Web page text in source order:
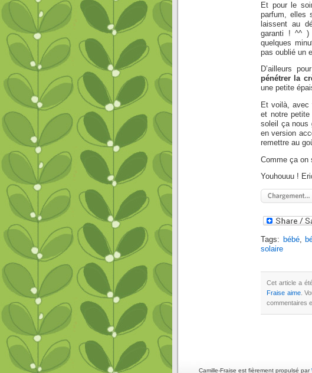
Et pour le
parfum, elles
laissent au
garanti ! ^^ )
quelques
pas oublié un
D’ailleurs
pénétrer la
une petite
Et voilà, avec
et notre
soleil ça nous
en version
remettre au
Comme ça on
Youhouuu !
Tags: bébé,
solaire
Cet article a
Fraise aime.
commentaires
Camille-Fraise est fièrement propulsé par